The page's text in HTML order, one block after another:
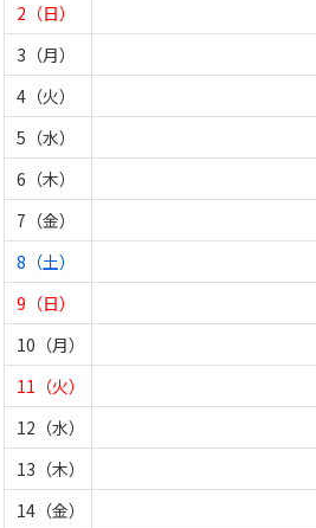
2（日）
3（月）
4（火）
5（水）
6（木）
7（金）
8（土）
9（日）
10（月）
11（火）
12（水）
13（木）
14（金）